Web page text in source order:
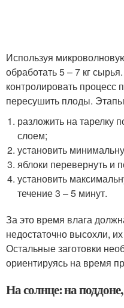
Используя
обработать 5 – 7 кг
контролировать процесс
пересушить плоды.
разложить на тарелку
слоем;
установить
яблоки перевернуть и
установить
течение 3 – 5 минут.
За это время влага
недостаточно высохли,
Остальные заготовки
ориентируясь на время
На солнце: на